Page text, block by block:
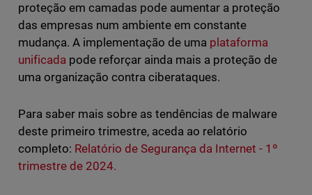
proteção em camadas pode aumentar a proteção
das empresas num ambiente em constante
mudança. A implementação de uma plataforma
unificadapode reforçar ainda mais a proteção de
uma organização contra ciberataques.
Para saber mais sobre as tendências de malware
deste primeiro trimestre, aceda ao relatório
completo: Relatório de Segurança da Internet - 1º
trimestre de 2024.